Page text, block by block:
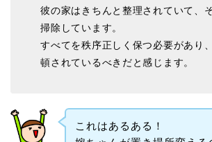
彼の家はきちんと整理されていて、
掃除しています。
すべてを秩序正しく保つ必要があり
頓されているべきだと感じます。
これはあるある！